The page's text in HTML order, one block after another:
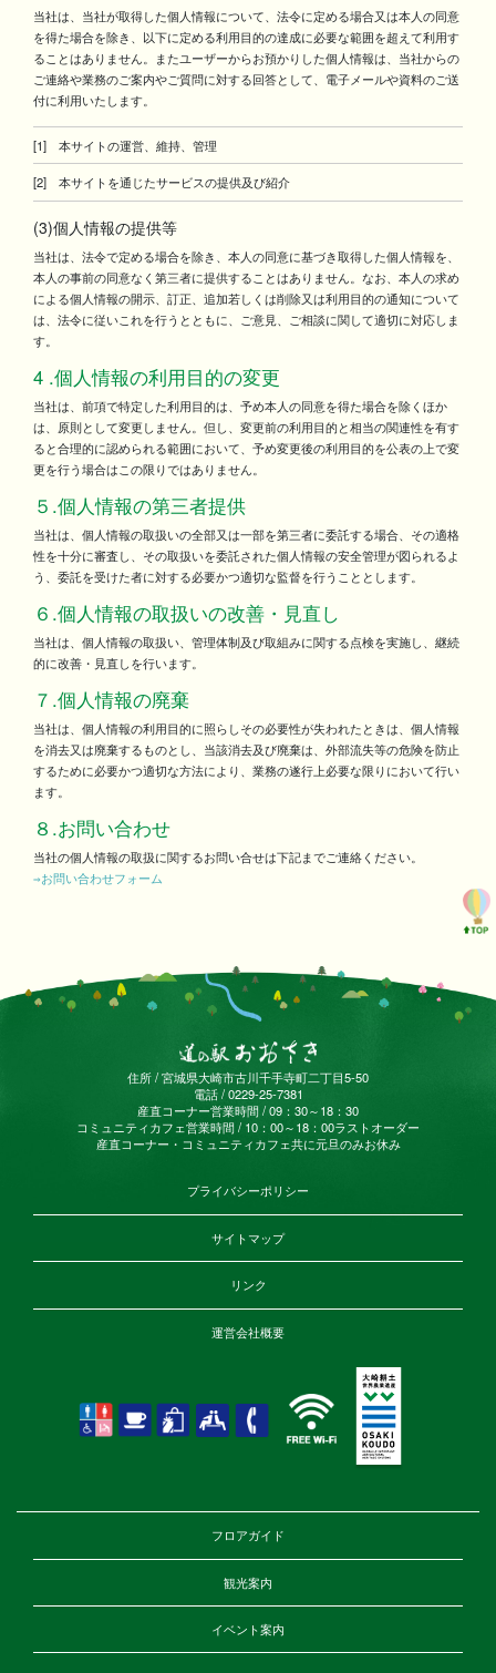
当社は、当社が取得した個人情報について、法令に定める場合又は本人の同意
を得た場合を除き、以下に定める利用目的の達成に必要な範囲を超えて利用す
ることはありません。またユーザーからお預かりした個人情報は、当社からの
ご連絡や業務のご案内やご質問に対する回答として、電子メールや資料のご送
付に利用いたします。
[1] 本サイトの運営、維持、管理
[2] 本サイトを通じたサービスの提供及び紹介
(3)個人情報の提供等
当社は、法令で定める場合を除き、本人の同意に基づき取得した個人情報を、
本人の事前の同意なく第三者に提供することはありません。なお、本人の求め
による個人情報の開示、訂正、追加若しくは削除又は利用目的の通知について
は、法令に従いこれを行うとともに、ご意見、ご相談に関して適切に対応しま
す。
4 .個人情報の利用目的の変更
当社は、前項で特定した利用目的は、予め本人の同意を得た場合を除くほか
は、原則として変更しません。但し、変更前の利用目的と相当の関連性を有す
ると合理的に認められる範囲において、予め変更後の利用目的を公表の上で変
更を行う場合はこの限りではありません。
５.個人情報の第三者提供
当社は、個人情報の取扱いの全部又は一部を第三者に委託する場合、その適格
性を十分に審査し、その取扱いを委託された個人情報の安全管理が図られるよ
う、委託を受けた者に対する必要かつ適切な監督を行うこととします。
６.個人情報の取扱いの改善・見直し
当社は、個人情報の取扱い、管理体制及び取組みに関する点検を実施し、継続
的に改善・見直しを行います。
７.個人情報の廃棄
当社は、個人情報の利用目的に照らしその必要性が失われたときは、個人情報
を消去又は廃棄するものとし、当該消去及び廃棄は、外部流失等の危険を防止
するために必要かつ適切な方法により、業務の遂行上必要な限りにおいて行い
ます。
８.お問い合わせ
当社の個人情報の取扱に関するお問い合せは下記までご連絡ください。
⇒お問い合わせフォーム
住所 / 宮城県大崎市古川千手寺町二丁目5-50
電話 / 0229-25-7381
産直コーナー営業時間 / 09：30～18：30
コミュニティカフェ営業時間 / 10：00～18：00ラストオーダー
産直コーナー・コミュニティカフェ共に元旦のみお休み
プライバシーポリシー
サイトマップ
リンク
運営会社概要
フロアガイド
観光案内
イベント案内